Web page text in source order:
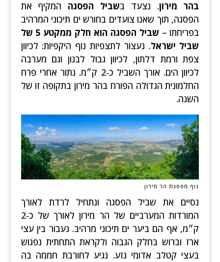
בהר מירון. נצעד בשביל הפסגה המקיף את
הפסגה, תוך שאנו צועדים בחורש ים תיכוני המרהיב
בפריחתו –
שביל הפסגה הוא חלק ממקטע 5 של
שביל ישראל. נעצור לתצפיות נוף היקפיות: לכיוון
צפת ורמת דלתון, לכיוון גבול לבנון וגם מערבה
לכיוון הים. אורך השביל כ-2 ק״מ. נתור אחרי פרח
החלמונית הגדולה הפורח בהר מירון בתקופה זו של
השנה.
נוף מפסגת הר מירון
נסיים את שביל הפסגה ונתחיל לרדת לאורך
המורדות המערביים של הר מירון לאורך של כ-2
ק״מ, אף הם ביער ים תיכוני מרהיב. נעבור בין עצי
ארז וברוש בחלק הגבוה ולקראת התחתית נפגוש
בעצי קטלב אדומי גזע. נגיע לחורבת חממה בה